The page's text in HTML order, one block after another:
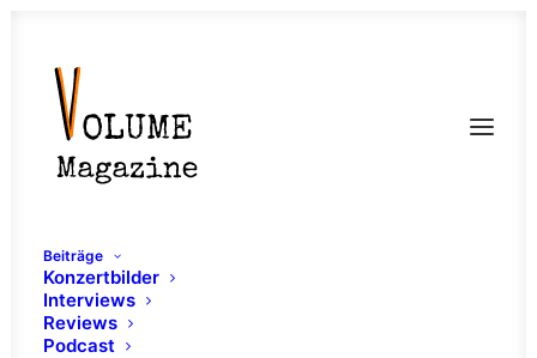
Beiträge
Konzertbilder
Interviews
Reviews
Podcast